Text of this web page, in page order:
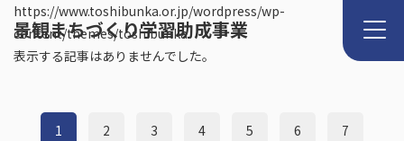
景観まちづくり学習助成事業
https://www.toshibunka.or.jp/wordpress/wp-
content/themes/toshibunka
表示する記事はありませんでした。
1 2 3 4 5 6
7